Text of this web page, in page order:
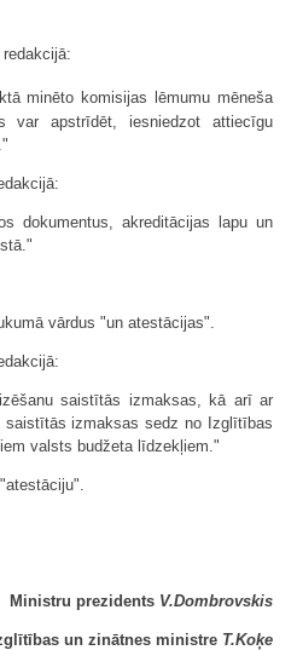
minēto komisijas lēmumu mēneša
var apstrīdēt, iesniedzot attiecīgu
dokumentus, akreditācijas lapu un
vārdus "un atestācijas".
saistītās izmaksas, kā arī ar
saistītās izmaksas sedz no Izglītības
valsts budžeta līdzekļiem."
Ministru prezidents V.Dombrovskis
un zinātnes ministre T.Koķe